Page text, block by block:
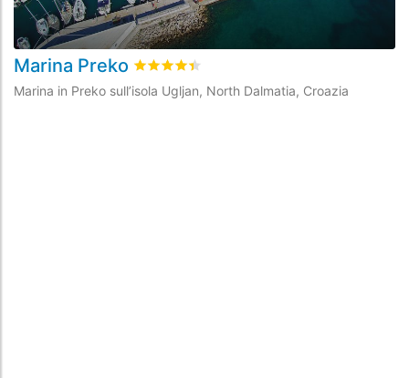
Marina Preko Valutato4.4
Marina in Preko sull’isola Ugljan, North Dalmatia, Croazia